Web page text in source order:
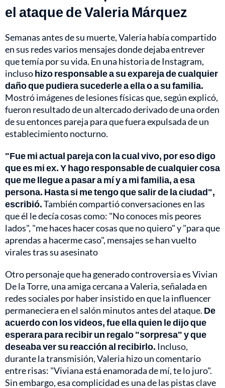
el ataque de Valeria Márquez
Semanas antes de su muerte, Valeria había compartido
en sus redes varios mensajes donde dejaba entrever
que temía por su vida. En una historia de Instagram,
inclusohizo responsable a su expareja de cualquier
daño que pudiera sucederle a ella o a su familia.
Mostró imágenes de lesiones físicas que, según explicó,
fueron resultado de un altercado derivado de una orden
de su entonces pareja para que fuera expulsada de un
establecimiento nocturno.
"Fue mi actual pareja con la cual vivo, por eso digo
que es mi ex. Y hago responsable de cualquier cosa
que me llegue a pasar a mí y a mi familia, a esa
persona. Hasta si me tengo que salir de la ciudad",
escribió.También compartió conversaciones en las
que él le decía cosas como: "No conoces mis peores
lados", "me haces hacer cosas que no quiero" y "para que
aprendas a hacerme caso", mensajes se han vuelto
virales tras su asesinato
Otro personaje que ha generado controversia es Vivian
De la Torre, una amiga cercana a Valeria, señalada en
redes sociales por haber insistido en que la influencer
permaneciera en el salón minutos antes del ataque. De
acuerdo con los videos, fue ella quien le dijo que
esperara para recibir un regalo "sorpresa" y que
deseaba ver su reacción al recibirlo. Incluso,
durante la transmisión, Valeria hizo un comentario
entre risas: "Viviana está enamorada de mí, te lo juro".
Sin embargo, esa complicidad es una de las pistas clave